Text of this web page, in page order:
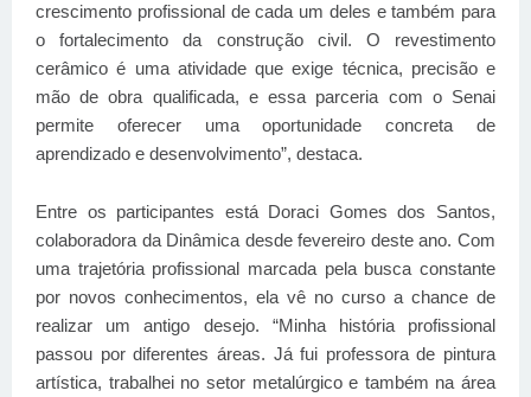
crescimento profissional de cada um deles e também para
o fortalecimento da construção civil. O revestimento
cerâmico é uma atividade que exige técnica, precisão e
mão de obra qualificada, e essa parceria com o Senai
permite oferecer uma oportunidade concreta de
aprendizado e desenvolvimento”, destaca.
Entre os participantes está Doraci Gomes dos Santos,
colaboradora da Dinâmica desde fevereiro deste ano. Com
uma trajetória profissional marcada pela busca constante
por novos conhecimentos, ela vê no curso a chance de
realizar um antigo desejo. “Minha história profissional
passou por diferentes áreas. Já fui professora de pintura
artística, trabalhei no setor metalúrgico e também na área